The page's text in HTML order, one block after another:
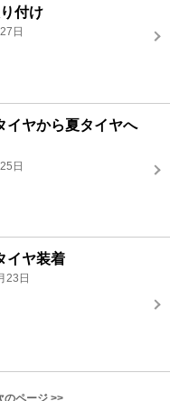
付け
日
イヤから夏タイヤへ
日
イヤ装着
23日
のページ >>